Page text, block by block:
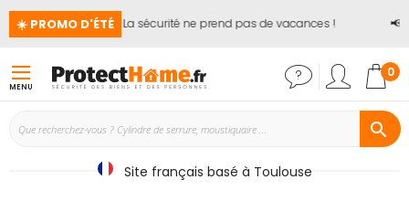
☀️ PROMO D'ÉTÉ🏖️ La sécurité ne prend pas de vacances ! 📢
MENU
0
Site français basé à Toulouse